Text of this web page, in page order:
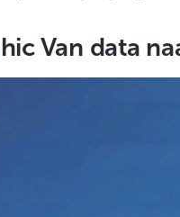
Van data